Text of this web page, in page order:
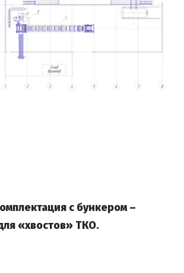
с бункером –
«хвостов» ТКО.